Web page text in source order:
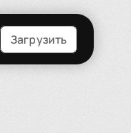
Загрузить